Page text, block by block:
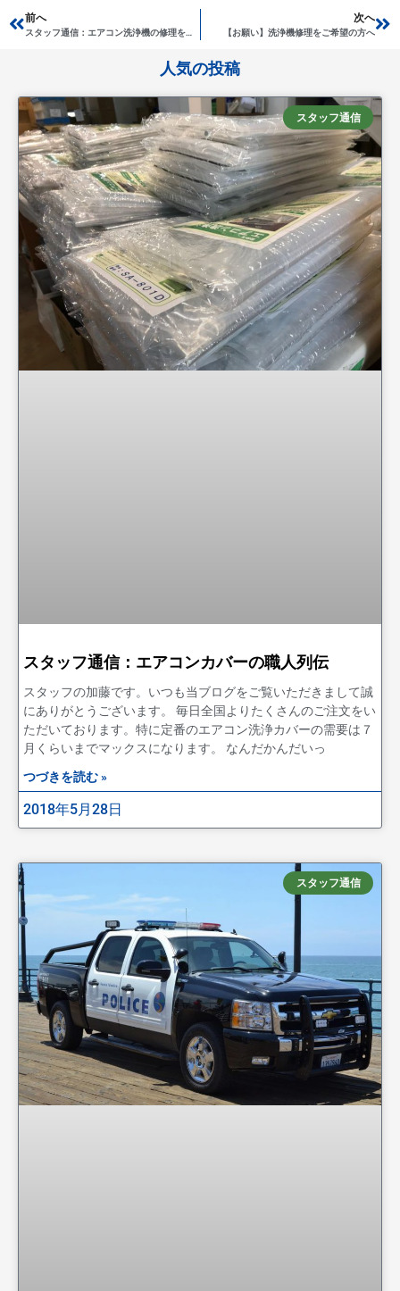
Prev
前へ
スタッフ通信：エアコン洗浄機の修理をご希望の方へ
次へ
【お願い】洗浄機修理をご希望の方へ
人気の投稿
スタッフ通信
スタッフ通信：エアコンカバーの職人列伝
スタッフの加藤です。いつも当ブログをご覧いただきまして誠
にありがとうございます。 毎日全国よりたくさんのご注文をい
ただいております。特に定番のエアコン洗浄カバーの需要は７
月くらいまでマックスになります。 なんだかんだいっ
つづきを読む »
2018年5月28日
スタッフ通信